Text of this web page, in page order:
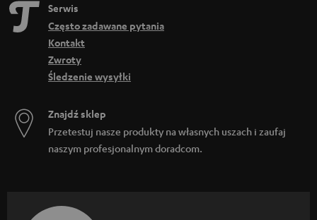
Serwis
Często zadawane pytania
Kontakt
Zwroty
Śledzenie wysyłki
Znajdź sklep
Przetestuj nasze produkty na własnych uszach i zaufaj
naszym profesjonalnym doradcom.